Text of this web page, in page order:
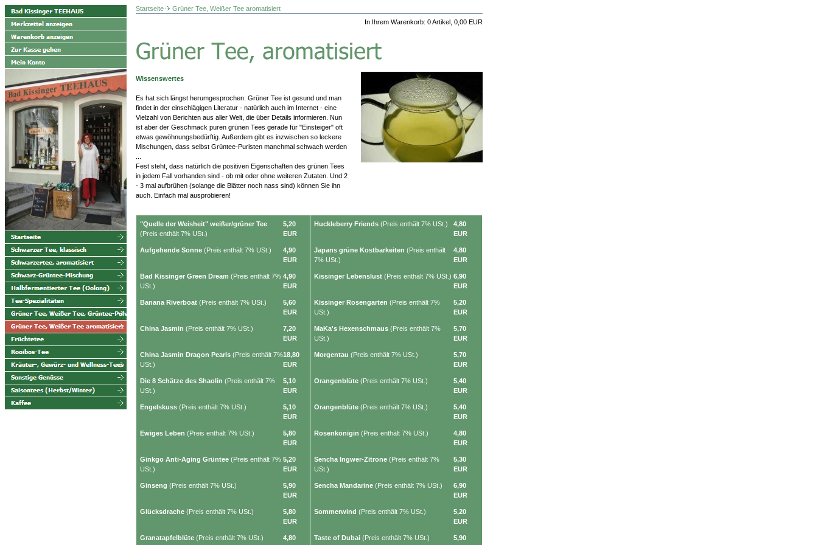
Startseite
Grüner Tee, Weißer Tee aromatisiert
In Ihrem Warenkorb: 0Artikel, 0,00 EUR
Wissenswertes
Es hat sich längst herumgesprochen: Grüner Tee ist gesund und man
findet in der einschlägigen Literatur - natürlich auch im Internet - eine
Vielzahl von Berichten aus aller Welt, die über Details informieren. Nun
ist aber der Geschmack puren grünen Tees gerade für "Einsteiger" oft
etwas gewöhnungsbedürftig. Außerdem gibt es inzwischen so leckere
Mischungen, dass selbst Grüntee-Puristen manchmal schwach werden
Fest steht, dass natürlich die positiven Eigenschaften des grünen Tees
in jedem Fall vorhanden sind - ob mit oder ohne weiteren Zutaten. Und 2
- 3 mal aufbrühen (solange die Blätter noch nass sind) können Sie ihn
auch. Einfach mal ausprobieren!
"Quelle der Weisheit" weißer/grüner Tee
(Preis enthält 7% USt.)
5,20
EUR
Aufgehende Sonne (Preis enthält 7% USt.)
4,90
EUR
Bad Kissinger Green Dream (Preis enthält 7%
USt.)
4,90
EUR
Banana Riverboat (Preis enthält 7% USt.)
5,60
EUR
China Jasmin (Preis enthält 7% USt.)
7,20
EUR
China Jasmin Dragon Pearls (Preis enthält 7%
USt.)
18,80
EUR
Die 8 Schätze des Shaolin (Preis enthält 7%
USt.)
5,10
EUR
Engelskuss (Preis enthält 7% USt.)
5,10
EUR
Ewiges Leben (Preis enthält 7% USt.)
5,80
EUR
Ginkgo Anti-Aging Grüntee (Preis enthält 7%
USt.)
5,20
EUR
Ginseng (Preis enthält 7% USt.)
5,90
EUR
Glücksdrache (Preis enthält 7% USt.)
5,80
EUR
Granatapfelblüte (Preis enthält 7% USt.)
4,80
Huckleberry Friends (Preis enthält 7% USt.)
4,80
EUR
Japans grüne Kostbarkeiten (Preis enthält
7% USt.)
4,80
EUR
Kissinger Lebenslust (Preis enthält 7% USt.) 6,90
EUR
Kissinger Rosengarten (Preis enthält 7%
USt.)
5,20
EUR
MaKa's Hexenschmaus (Preis enthält 7%
USt.)
5,70
EUR
Morgentau (Preis enthält 7% USt.)
5,70
EUR
Orangenblüte (Preis enthält 7% USt.)
5,40
EUR
Orangenblüte (Preis enthält 7% USt.)
5,40
EUR
Rosenkönigin (Preis enthält 7% USt.)
4,80
EUR
Sencha Ingwer-Zitrone (Preis enthält 7%
USt.)
5,30
EUR
Sencha Mandarine (Preis enthält 7% USt.)
6,90
EUR
Sommerwind (Preis enthält 7% USt.)
5,20
EUR
Taste of Dubai (Preis enthält 7% USt.)
5,90